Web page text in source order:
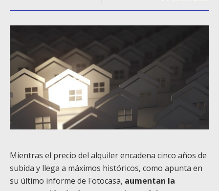
Mientras el precio del alquiler encadena cinco años de
subida y llega a máximos históricos, como apunta en
su último informe de Fotocasa, aumentan la